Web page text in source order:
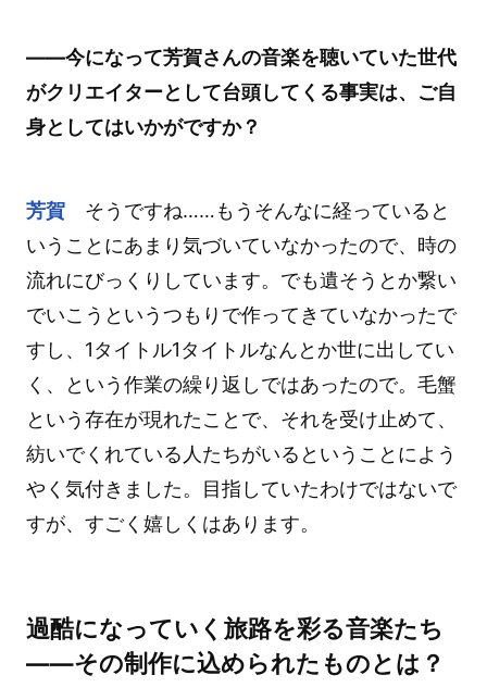
――今になって芳賀さんの音楽を聴いていた世代
がクリエイターとして台頭してくる事実は、ご自
身としてはいかがですか？
芳賀そうですね……もうそんなに経っていると
いうことにあまり気づいていなかったので、時の
流れにびっくりしています。でも遺そうとか繋い
でいこうというつもりで作ってきていなかったで
すし、1タイトル1タイトルなんとか世に出してい
く、という作業の繰り返しではあったので。毛蟹
という存在が現れたことで、それを受け止めて、
紡いでくれている人たちがいるということによう
やく気付きました。目指していたわけではないで
すが、すごく嬉しくはあります。
過酷になっていく旅路を彩る音楽たち
――その制作に込められたものとは？